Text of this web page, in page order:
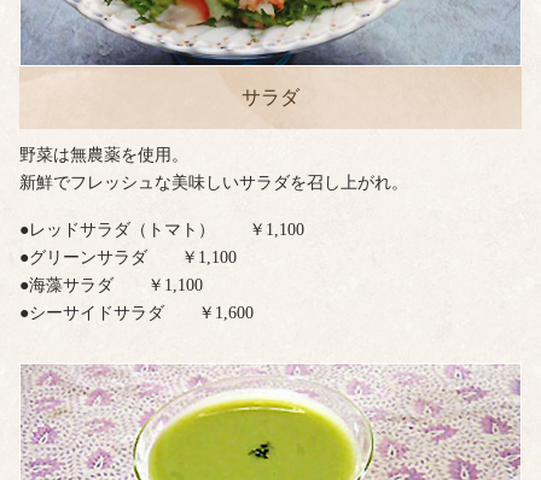
サラダ
野菜は無農薬を使用。
新鮮でフレッシュな美味しいサラダを召し上がれ。
●レッドサラダ（トマト） ￥1,100
●グリーンサラダ ￥1,100
●海藻サラダ ￥1,100
●シーサイドサラダ ￥1,600